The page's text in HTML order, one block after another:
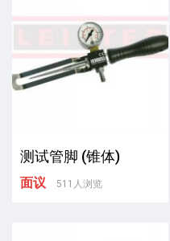
测试管脚 (锥体)
面议 511人浏览